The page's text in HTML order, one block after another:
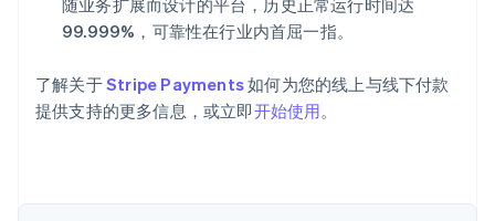
随业务扩展而设计的平台，历史正常运行时间达
99.999%，可靠性在行业内首屈一指。
了解关于Stripe Payments如何为您的线上与线下付款
提供支持的更多信息，或立即开始使用。
澳大利亚
English
PortuguêsEnglish
保加利亚
English